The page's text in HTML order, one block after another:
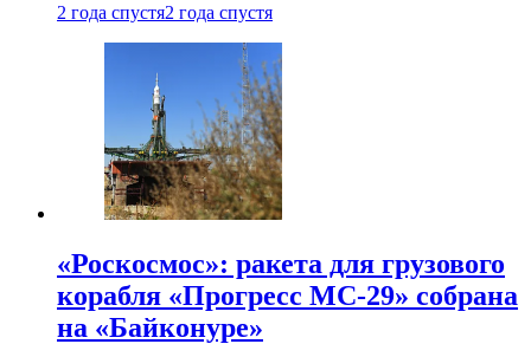
2 года спустя2 года спустя
«Роскосмос»: ракета для грузового
корабля «Прогресс МС-29» собрана
на «Байконуре»